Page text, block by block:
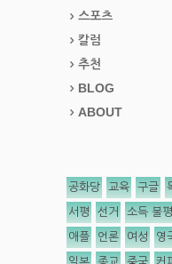
스포츠
칼럼
추천
BLOG
ABOUT
공화당 교육 구글
서평 선거 소득 불
애플 언론 여성 영